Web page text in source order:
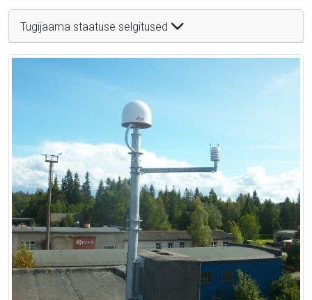
Tugijaama staatuse selgitused